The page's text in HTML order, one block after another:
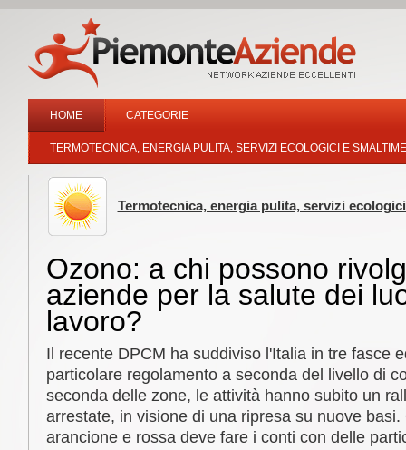
HOME CATEGORIE
TERMOTECNICA, ENERGIA PULITA, SERVIZI ECOLOGICI E
Termotecnica, energia pulita, servizi
Ozono: a chi possono
aziende per la salute dei
lavoro?
Il recente DPCM ha suddiviso l'Italia in tre fasce
particolare regolamento a seconda del livello di
seconda delle zone, le attività hanno subito un
arrestate, in visione di una ripresa su nuove
arancione e rossa deve fare i conti con delle